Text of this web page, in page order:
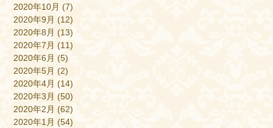
2020年10月 (7)
2020年9月 (12)
2020年8月 (13)
2020年7月 (11)
2020年6月 (5)
2020年5月 (2)
2020年4月 (14)
2020年3月 (50)
2020年2月 (62)
2020年1月 (54)